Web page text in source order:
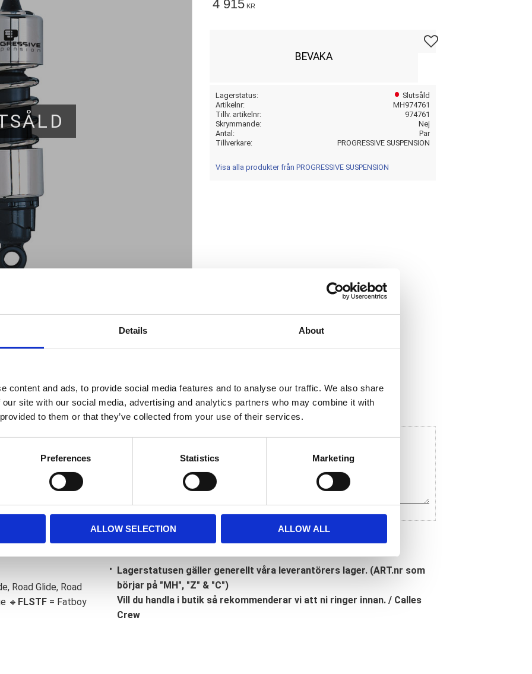
Details About
content and ads, to provide social media features and to analyse our traffic. We also share
site with our social media, advertising and analytics partners who may combine it with
to them or that they’ve collected from your use of their services.
Preferences Statistics Marketing
ALLOW SELECTION ALLOW ALL
4 915 KR
Lägg till i favoriter
BEVAKA
Lagerstatus
Slutsåld
Artikelnr
MH974761
Tillv. artikelnr
974761
Skrymmande
Nej
Antal
Par
Tillverkare
PROGRESSIVE SUSPENSION
Visa alla produkter från PROGRESSIVE SUSPENSION
Dela med dig
c
b
o
Road Glide, Road
🔹 FLSTF = Fatboy
Lagerstatusen gäller generellt våra leverantörers lager. (ART.nr som
börjar på "MH", "Z" & "C")
Vill du handla i butik så rekommenderar vi att ni ringer innan. / Calles
Crew